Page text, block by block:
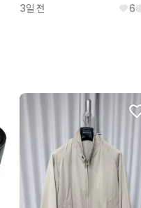
3일 전 6